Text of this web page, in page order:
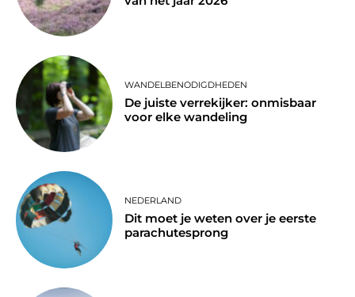
WANDELBENODIGDHEDEN
De juiste verrekijker: onmisbaar
voor elke wandeling
NEDERLAND
Dit moet je weten over je eerste
parachutesprong